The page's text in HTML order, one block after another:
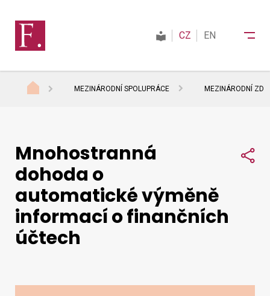
Daně
Mezinárodní spolupráce
Kontakty
CZ EN
MEZINÁRODNÍ SPOLUPRÁCE MEZINÁRODNÍ
Mnohostranná
dohoda o
automatické výměně
informací o finančních
účtech